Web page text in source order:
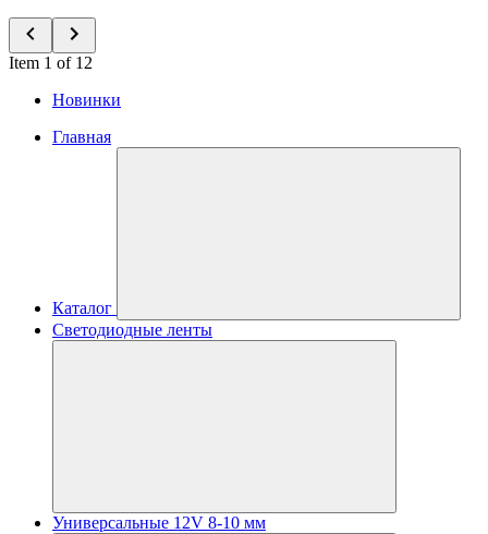
Item 1 of 12
Новинки
Главная
Каталог
Светодиодные ленты
Универсальные 12V 8-10 мм